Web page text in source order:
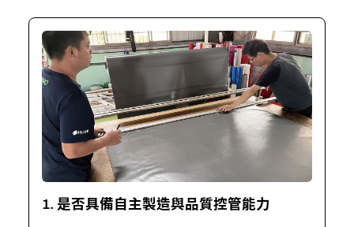
1. 是否具備自主製造與品質控管能力